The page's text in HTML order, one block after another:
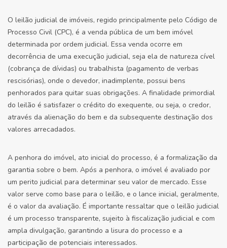
O leilão judicial de imóveis, regido principalmente pelo Código de
Processo Civil (CPC), é a venda pública de um bem imóvel
determinada por ordem judicial. Essa venda ocorre em
decorrência de uma execução judicial, seja ela de natureza cível
(cobrança de dívidas) ou trabalhista (pagamento de verbas
rescisórias), onde o devedor, inadimplente, possui bens
penhorados para quitar suas obrigações. A finalidade primordial
do leilão é satisfazer o crédito do exequente, ou seja, o credor,
através da alienação do bem e da subsequente destinação dos
valores arrecadados.
A penhora do imóvel, ato inicial do processo, é a formalização da
garantia sobre o bem. Após a penhora, o imóvel é avaliado por
um perito judicial para determinar seu valor de mercado. Esse
valor serve como base para o leilão, e o lance inicial, geralmente,
é o valor da avaliação. É importante ressaltar que o leilão judicial
é um processo transparente, sujeito à fiscalização judicial e com
ampla divulgação, garantindo a lisura do processo e a
participação de potenciais interessados.